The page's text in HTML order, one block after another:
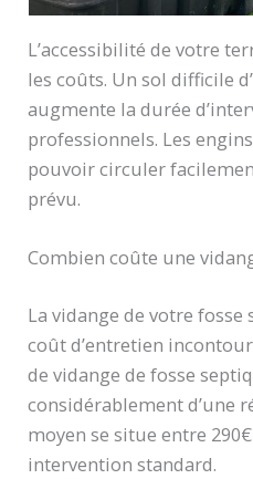
L’accessibilité de votre
les coûts. Un sol difficile
augmente la durée
professionnels. Les
pouvoir circuler
prévu.
Combien coûte une
La vidange de votre
coût d’entretien
de vidange de fosse
considérablement d’une
moyen se situe entre
intervention standard.